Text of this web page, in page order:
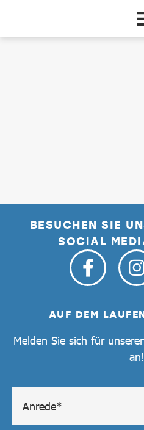
BESUCHEN SIE
SOCIAL
AUF DEM
Melden Sie sich für
an!